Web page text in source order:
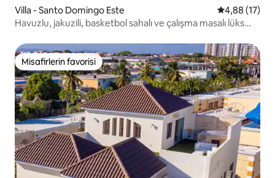
Villa - Santo Domingo Este 5 üzerinden
4,88 (17)
Havuzlu, jakuzili, basketbol sahalı ve çalışma masalı lüks
Misafirlerin favorisi
Misafirlerin favorisi